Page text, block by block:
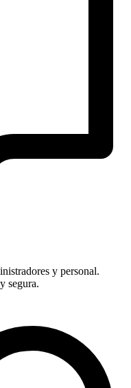
y personal.
segura.